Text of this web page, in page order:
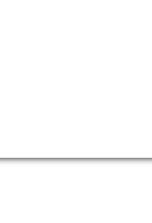
súťaží
súťaží Pohár rektora, pod záštitou rektora
miesto obsadila Podnikovohospodárska